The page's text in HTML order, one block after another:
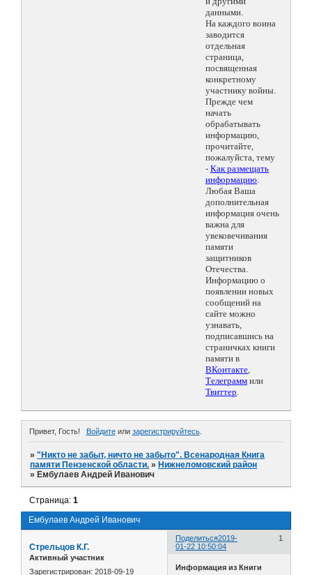
данными.
На каждого воина
заводится
отдельная
страница,
посвященная
конкретному
участнику войны.
Прежде чем
начать
обрабатывать
информацию,
прочитайте,
пожалуйста, тему
- Как размещать
информацию.
Любая Ваша
дополнительная
информация очень
важна для
увековечивания
памяти
защитников
Отечества.
Информацию о
появлении новых
сообщений на
сайте можно
узнавать,
подписавшись на
страничках книги
памяти в
ВКонтакте,
Телеграмм или
Твиттер.
Привет, Гость! Войдитеили зарегистрируйтесь.
»"Никто не забыт, ничто не забыто". Всенародная Книга
памяти Пензенской области. » Нижнеломовский район
» Ембулаев Андрей Иванович
Ембулаев Андрей Иванович
Страница:1
Поделиться 1
2019-
01-22 10:50:04
Стрельцов К.Г.
Активный участник
Зарегистрирован: 2018-09-19
Информация из Книги